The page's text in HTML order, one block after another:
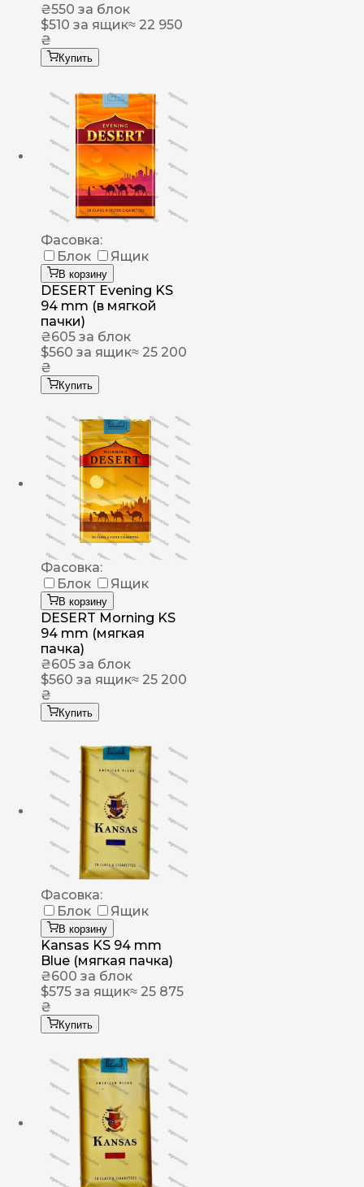
₴550 за блок
$510 за ящик≈ 22 950
₴
Купить
Фасовка:
Блок
Ящик
В корзину
DESERT Evening KS
94 mm (в мягкой
пачки)
₴605 за блок
$560 за ящик≈ 25 200
₴
Купить
Фасовка:
Блок
Ящик
В корзину
DESERT Morning KS
94 mm (мягкая
пачка)
₴605 за блок
$560 за ящик≈ 25 200
₴
Купить
Фасовка:
Блок
Ящик
В корзину
Kansas KS 94 mm
Blue (мягкая пачка)
₴600 за блок
$575 за ящик≈ 25 875
₴
Купить